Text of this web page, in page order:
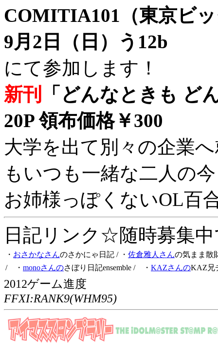
COMITIA101（東京ビ
9月2日（日）う12b
にて参加します！
新刊
「どんなときも ど
20P 領布価格￥300
大学を出て別々の企業
もいつも一緒な二人の
お姉様っぽくないOL百
日記リンク☆随時募集
・ おさかなさんのさかにゃ日記 / ・ 佐倉雅人さんの気まま散
/ ・ monoさんのさぼり日記ensemble / ・ KAZさんのKAZ兄
2012ゲーム進度
FFXI:RANK9(WHM95)